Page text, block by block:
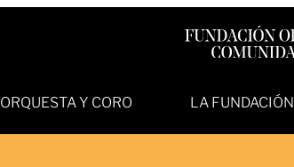
ORQUESTA Y CORO LA FUNDACIÓN